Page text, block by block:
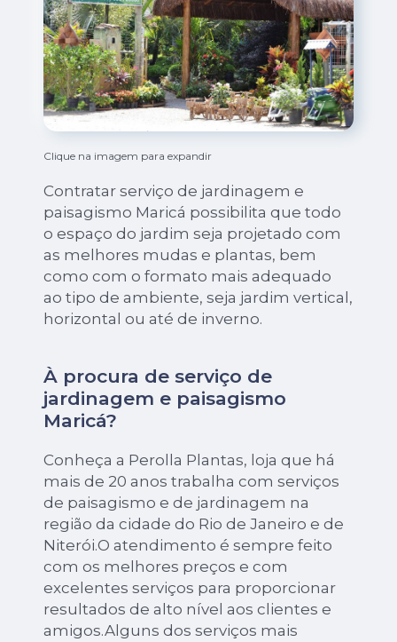
Clique na imagem para expandir
Contratar serviço de jardinagem e
paisagismo Maricá possibilita que todo
o espaço do jardim seja projetado com
as melhores mudas e plantas, bem
como com o formato mais adequado
ao tipo de ambiente, seja jardim vertical,
horizontal ou até de inverno.
À procura de serviço de
jardinagem e paisagismo
Maricá?
Conheça a Perolla Plantas, loja que há
mais de 20 anos trabalha com serviços
de paisagismo e de jardinagem na
região da cidade do Rio de Janeiro e de
Niterói.O atendimento é sempre feito
com os melhores preços e com
excelentes serviços para proporcionar
resultados de alto nível aos clientes e
amigos.Alguns dos serviços mais